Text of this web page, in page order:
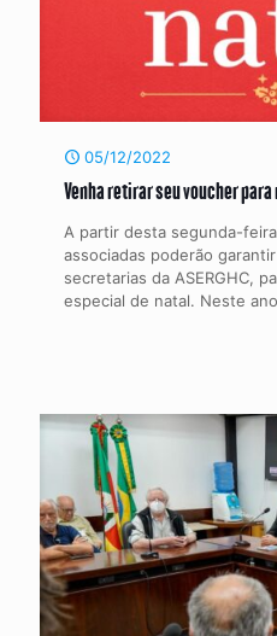
05/12/2022
Venha retirar seu voucher
A partir desta segunda-
associadas poderão
secretarias da ASERGHC,
especial de natal. Neste